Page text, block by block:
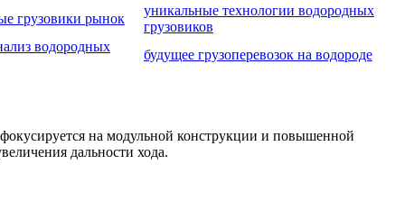
грузовики рынок
уникальные технологии водородных
грузовиков
водородных
будущее грузоперевозок на водороде
на модульной конструкции и повышенной
дальности хода.